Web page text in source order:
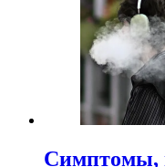
Симптомы,